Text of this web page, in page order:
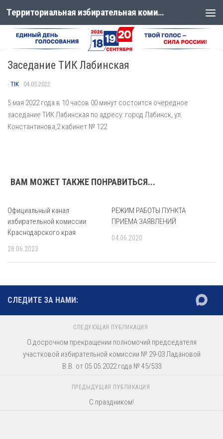
Перейти к содержимому Территориальная избирательная комиссия Лабинская
АНОНС
Заседание ТИК Лабинская
- TIK · 04.05.2022
5 мая 2022 года в 10 часов 00 минут состоится очередное
заседание ТИК Лабинская по адресу: город Лабинск, ул.
Константинова,2 кабинет № 122
ВАМ МОЖЕТ ТАКЖЕ ПОНРАВИТЬСЯ...
Официальный канал
избирательной комиссии
Краснодарского края
28.06.2023
РЕЖИМ РАБОТЫ ПУНКТА
ПРИЕМА ЗАЯВЛЕНИЙ
04.06.2020
СЛЕДИТЕ ЗА НАМИ:
СЛЕДУЮЩАЯ ПУБЛИКАЦИЯ
О досрочном прекращении полномочий председателя
участковой избирательной комиссии № 29-03 Ладановой
В.В. от 05.05.2022 года № 45/533
ПРЕДЫДУЩАЯ ПУБЛИКАЦИЯ
С праздником!